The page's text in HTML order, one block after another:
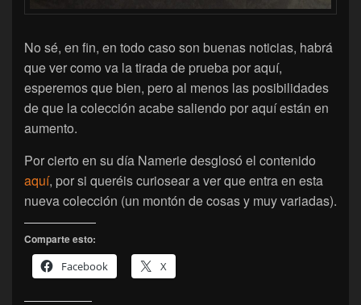
No sé, en fin, en todo caso son buenas noticias, habrá
que ver como va la tirada de prueba por aquí,
esperemos que bien, pero al menos las posibilidades
de que la colección acabe saliendo por aquí están en
aumento.
Por cierto en su día Namerie desglosó el contenido
aquí, por si queréis curiosear a ver que entra en esta
nueva colección (un montón de cosas y muy variadas).
Comparte esto:
Facebook
X